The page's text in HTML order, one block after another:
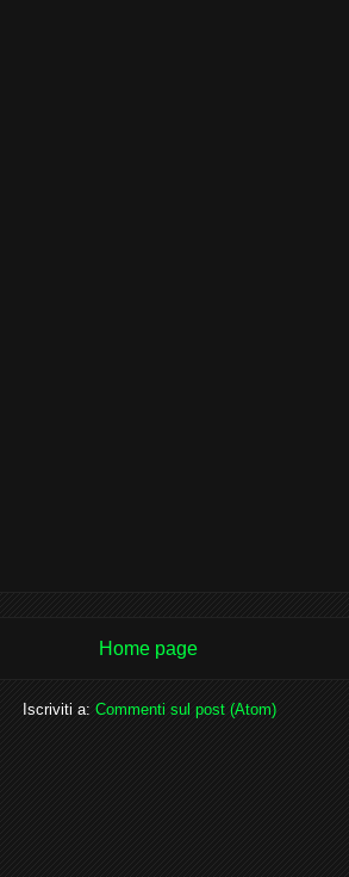
Home page
Iscriviti a: Commenti sul post (Atom)